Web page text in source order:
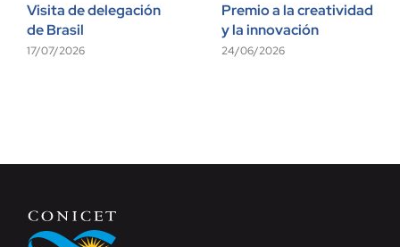
Visita de delegación
de Brasil
17/07/2026
Premio a la creatividad
y la innovación
24/06/2026